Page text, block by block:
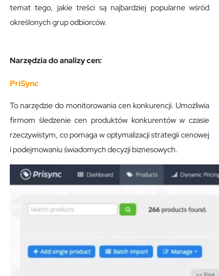
temat tego, jakie treści są najbardziej popularne wśród
określonych grup odbiorców.
Narzędzia do analizy cen:
PriSync
To narzędzie do monitorowania cen konkurencji. Umożliwia
firmom śledzenie cen produktów konkurentów w czasie
rzeczywistym, co pomaga w optymalizacji strategii cenowej
i podejmowaniu świadomych decyzji biznesowych.